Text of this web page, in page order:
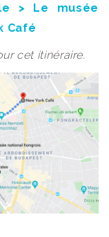
> Le musée
Café
cet itinéraire.